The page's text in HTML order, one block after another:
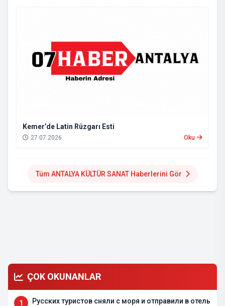
Kemer’de Latin Rüzgarı Esti
27.07.2026 Oku
Tüm ANTALYA KÜLTÜR SANAT Haberlerini Gör
ÇOK OKUNANLAR
1 Русских туристов сняли с моря и отправили в отель